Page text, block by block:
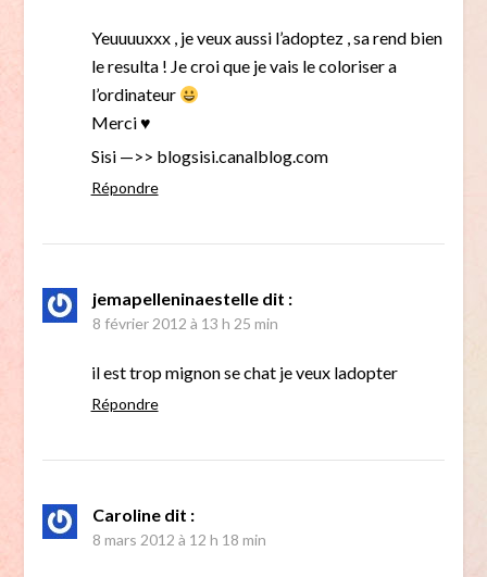
Yeuuuuxxx , je veux aussi l’adoptez , sa rend bien
le resulta ! Je croi que je vais le coloriser a
l’ordinateur
Merci ♥
Sisi —>> blogsisi.canalblog.com
Répondre
jemapelleninaestelle dit :
8 février 2012 à 13 h 25 min
il est trop mignon se chat je veux ladopter
Répondre
Caroline dit :
8 mars 2012 à 12 h 18 min